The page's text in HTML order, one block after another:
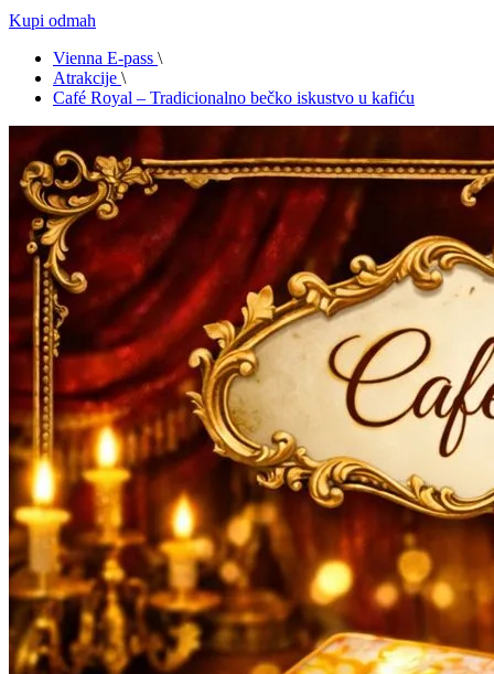
Kupi odmah
Vienna E-pass \
Atrakcije \
Café Royal – Tradicionalno bečko iskustvo u kafiću